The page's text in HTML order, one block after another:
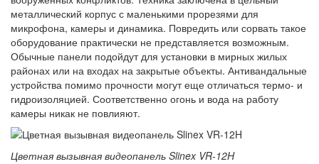
металлический корпус с маленькими прорезями для
микрофона, камеры и динамика. Повредить или сорвать такое
оборудование практически не представляется возможным.
Обычные панели подойдут для установки в мирных жилых
районах или на входах на закрытые объекты. Антивандальные
устройства помимо прочности могут еще отличаться термо- и
гидроизоляцией. Соответственно огонь и вода на работу
камеры никак не повлияют.
Цветная вызывная видеопанель Slinex VR-12H